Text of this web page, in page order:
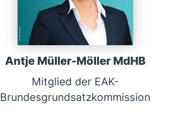
Antje Müller-Möller MdHB
Mitglied der EAK-
Brundesgrundsatzkommission